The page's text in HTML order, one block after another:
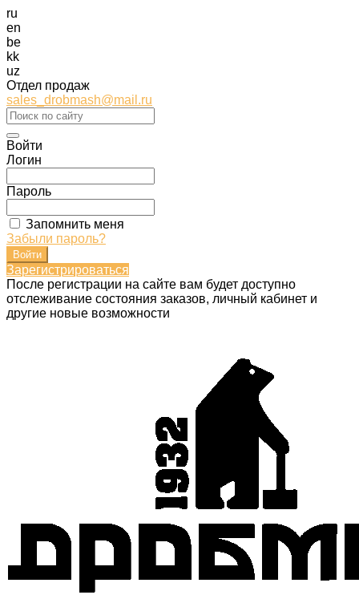
ru
en
be
kk
uz
Отдел продаж
sales_drobmash@mail.ru
Войти
Логин
Пароль
Запомнить меня
Забыли пароль?
Зарегистрироваться
После регистрации на сайте вам будет доступно
отслеживание состояния заказов, личный кабинет и
другие новые возможности